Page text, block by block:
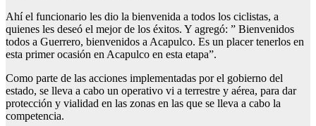
Ahí el funcionario les dio la bienvenida a todos los ciclistas, a
quienes les deseó el mejor de los éxitos. Y agregó: ” Bienvenidos
todos a Guerrero, bienvenidos a Acapulco. Es un placer tenerlos en
esta primer ocasión en Acapulco en esta etapa”.
Como parte de las acciones implementadas por el gobierno del
estado, se lleva a cabo un operativo vi a terrestre y aérea, para dar
protección y vialidad en las zonas en las que se lleva a cabo la
competencia.